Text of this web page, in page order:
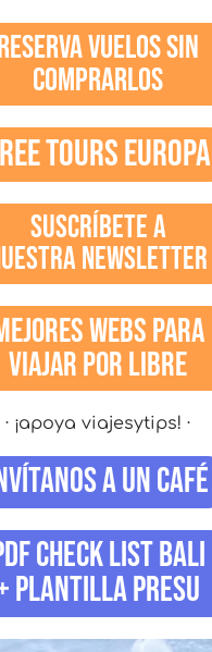
VUELOS SIN
COMPRARLOS
TOURS EUROPA
SUSCRÍBETE A
NEWSLETTER
WEBS PARA
VIAJAR POR LIBRE
· ¡apoya viajesytips! ·
A UN CAFÉ
CHECK LIST BALI
PLANTILLA PRESU